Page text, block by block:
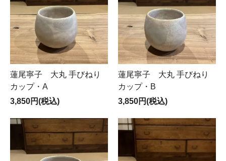
蓮尾寧子 大丸 手びねり
カップ・A
3,850円(税込)
蓮尾寧子 大丸 手びねり
カップ・B
3,850円(税込)